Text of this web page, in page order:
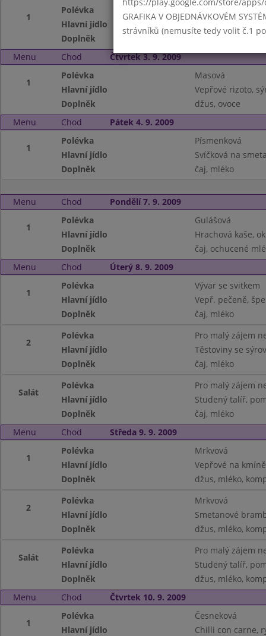
1
Polévka
Cibulová
Hlavní jídlo
Doplněk
džus, chlebíček
Menu
Chod Čtvrtek 3. 9. 2009
1
Polévka
Masová
Hlavní jídlo
Vepřové rizoto,
Doplněk
džus, ovoce
Menu
Chod Pátek 4. 9. 2009
1
Polévka
Písmenková
Hlavní jídlo
Svíčková na
Doplněk
čaj, mléko
Menu Chod Pondělí 7. 9. 2009
1
Polévka
Gulášová
Hlavní jídlo
Hrachová kaše,
Doplněk
čaj, ochucené
Menu
Chod Úterý 8. 9. 2009
1
Polévka
Vývar se svitkem
Hlavní jídlo
Vepř. pečeně,
Doplněk
čaj, mléko
2
Polévka
Pro malý zájem
Hlavní jídlo
Těstoviny se
Doplněk
čaj, mléko
Salát
Polévka
Pro malý zájem
Hlavní jídlo
Studený talíř,
Doplněk
čaj, mléko
Menu
Chod Středa 9. 9. 2009
1
Polévka
Mrkvová
Hlavní jídlo
Vepřové na
Doplněk
džus, mléko,
2
Polévka
Mrkvová
Hlavní jídlo
Smetanové
Doplněk
džus, mléko,
Salát
Polévka
Pro malý zájem
Hlavní jídlo
Studený talíř,
Doplněk
džus, mléko,
Menu
Chod Čtvrtek 10. 9. 2009
1
Polévka
Česneková
Hlavní jídlo
Chilli con carne,
GRAFIKA V OBJEDNÁVKOVÉM
strávníků (nemusíte tedy volit č.1